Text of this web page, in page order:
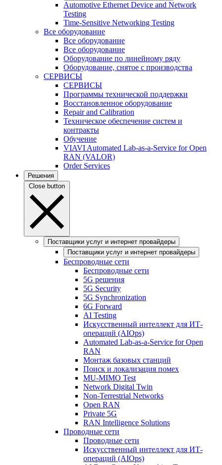
Automotive Ethernet Device and Network
Testing
Time-Sensitive Networking Testing
Все оборудование
Все оборудование
Все оборудование
Оборудование по линейному ряду
Оборудование, снятое с производства
СЕРВИСЫ
СЕРВИСЫ
Программы технической поддержки
Восстановленное оборудование
Repair and Calibration
Техническое обеспечение систем и
контракты
Обучение
VIAVI Automated Lab-as-a-Service for Open
RAN (VALOR)
Order Services
Решения
Close button
Поставщики услуг и интернет провайдеры
Поставщики услуг и интернет провайдеры
Беспроводные сети
Беспроводные сети
5G решения
5G Security
5G Synchronization
6G Forward
AI Testing
Искусственный интеллект для ИТ-
операций (AIOps)
Automated Lab-as-a-Service for Open
RAN
Монтаж базовых станций
Поиск и локализация помех
MU-MIMO Test
Network Digital Twin
Non-Terrestrial Networks
Open RAN
Private 5G
RAN Intelligence Solutions
Проводные сети
Проводные сети
Искусственный интеллект для ИТ-
операций (AIOps)